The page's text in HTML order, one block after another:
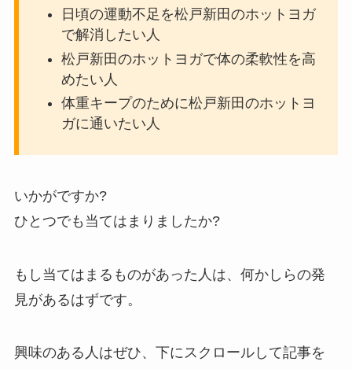
日頃の運動不足を松戸新田のホットヨガ
で解消したい人
松戸新田のホットヨガで体の柔軟性を高
めたい人
体重キープのために松戸新田のホットヨ
ガに通いたい人
いかがですか?
ひとつでも当てはまりましたか?
もし当てはまるものがあった人は、何かしらの発
見があるはずです。
興味のある人はぜひ、下にスクロールして記事を